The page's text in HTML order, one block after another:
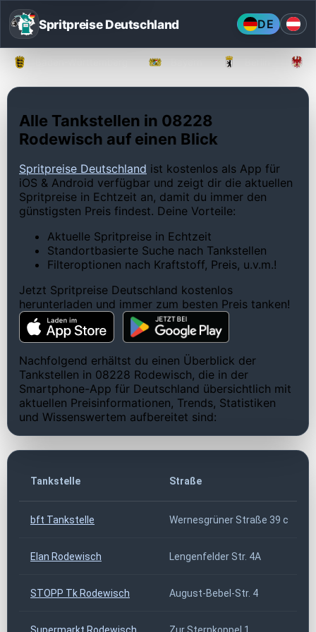
Spritpreise Deutschland DE
Alle Tankstellen in 08228
Rodewisch auf einen Blick
Spritpreise Deutschland ist kostenlos als App für
iOS & Android verfügbar und zeigt dir die aktuellen
Spritpreise in Echtzeit an, damit du immer den
günstigsten Preis findest. Deine Vorteile:
Aktuelle Spritpreise in Echtzeit
Standortbasierte Suche nach Tankstellen
Filteroptionen nach Kraftstoff, Preis, u.v.m.!
Jetzt Spritpreise Deutschland kostenlos
herunterladen und immer zum besten Preis tanken!
Nachfolgend erhältst du einen Überblick der
Tankstellen in 08228 Rodewisch, die in der
Smartphone-App für Deutschland übersichtlich mit
aktuellen Preisinformationen, Trends, Statistiken
und Wissenswertem aufbereitet sind:
Tankstelle Straße
bft Tankstelle Wernesgrüner Straße 39 c
Elan Rodewisch Lengenfelder Str. 4A
STOPP Tk Rodewisch August-Bebel-Str. 4
Supermarkt Rodewisch Zur Sternkoppel 1